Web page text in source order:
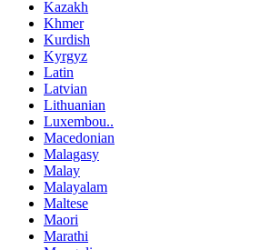
Kazakh
Khmer
Kurdish
Kyrgyz
Latin
Latvian
Lithuanian
Luxembou..
Macedonian
Malagasy
Malay
Malayalam
Maltese
Maori
Marathi